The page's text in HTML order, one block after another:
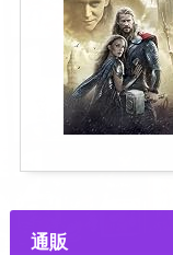
通販